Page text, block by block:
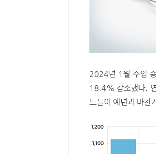
2024년 1월 수입
18.4% 감소했다.
드들이 예년과 마찬